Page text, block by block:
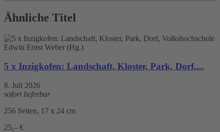
Ähnliche Titel
Edwin Ernst Weber (Hg.)
5 x Inzigkofen: Landschaft, Kloster, Park, Dorf,...
8. Juli 2026
sofort lieferbar
256 Seiten, 17 x 24 cm
25,– €